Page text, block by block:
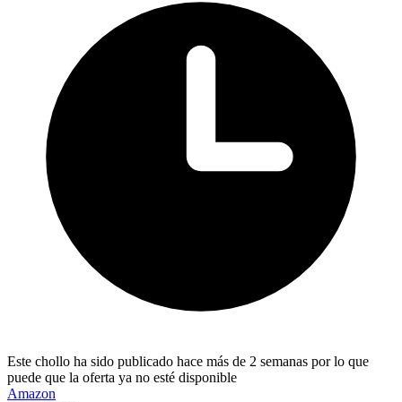
Este chollo ha sido publicado hace más de 2 semanas por lo que
puede que la oferta ya no esté disponible
Amazon